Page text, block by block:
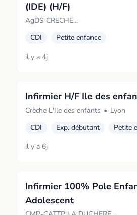
(IDE) (H/F)
AgDS CRECHE
CDI
Petite enfance
il y a 4j
Infirmier H/F Ile des
Crèche L'Ile des enfants • Lyon
CDI
Exp. débutant
Petite
il y a 6j
Infirmier 100% Pole Enfant Et
Adolescent